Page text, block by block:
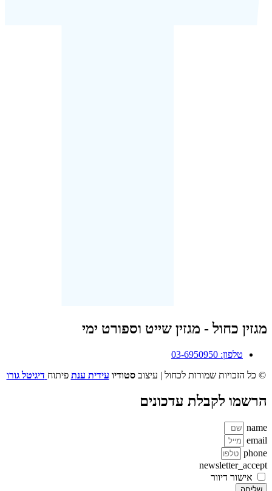
מגזין כחול - מגזין שייט וספורט ימי
טלפון: 03-6950950
© כל הזכויות שמורות לכחול | עיצובסטודיו עידית ענת פיתוח דיגיטל גורו
הרשמו לקבלת עדכונים
name
email
phone
newsletter_accept
אישור דיוור